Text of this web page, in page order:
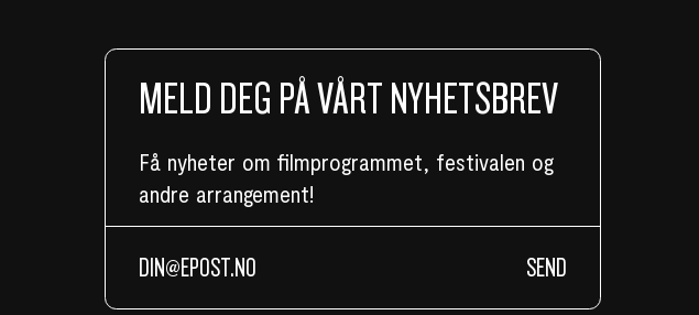
MELD DEG PÅ VÅRT NYHETSBREV
Få nyheter om filmprogrammet, festivalen og
andre arrangement!
SEND